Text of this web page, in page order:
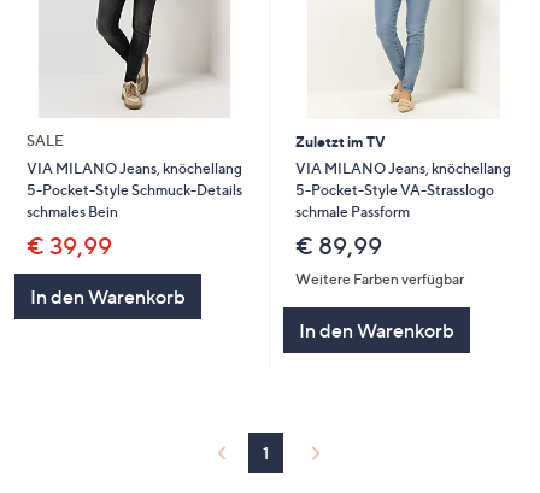
SALE
VIA MILANO Jeans, knöchellang
5-Pocket-Style Schmuck-Details
schmales Bein
€ 39,99
In den Warenkorb
Zuletzt im TV
VIA MILANO Jeans, knöchellang
5-Pocket-Style VA-Strasslogo
schmale Passform
€ 89,99
Weitere Farben verfügbar
In den Warenkorb
1